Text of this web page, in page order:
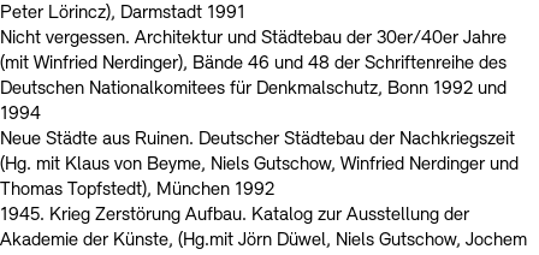
Peter Lörincz), Darmstadt 1991
Nicht vergessen. Architektur und Städtebau der 30er/40er Jahre
(mit Winfried Nerdinger), Bände 46 und 48 der Schriftenreihe des
Deutschen Nationalkomitees für Denkmalschutz, Bonn 1992 und
1994
Neue Städte aus Ruinen. Deutscher Städtebau der Nachkriegszeit
(Hg. mit Klaus von Beyme, Niels Gutschow, Winfried Nerdinger und
Thomas Topfstedt), München 1992
1945. Krieg Zerstörung Aufbau. Katalog zur Ausstellung der
Akademie der Künste, (Hg.mit Jörn Düwel, Niels Gutschow, Jochem